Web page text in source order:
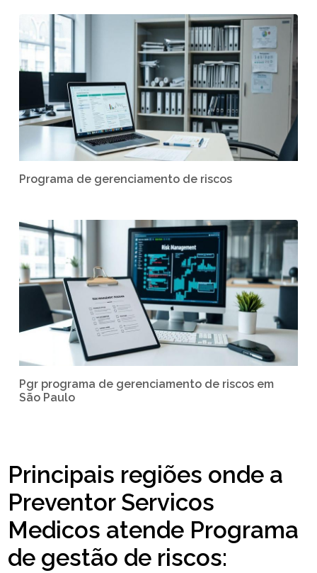
Programa de gerenciamento de riscos
Pgr programa de gerenciamento de riscos em
São Paulo
Principais regiões onde a
Preventor Servicos
Medicos atende Programa
de gestão de riscos: